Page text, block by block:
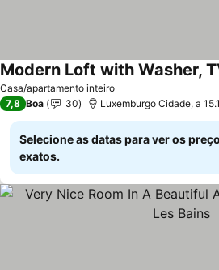
Casa/apartamento inteiro
Ver preços
7,8 Boa 30 Luxemburgo Cidade, a
Selecione as datas para ver os
exatos.